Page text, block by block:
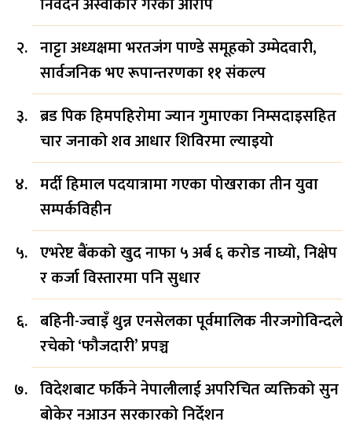
नाट्टा अध्यक्षमा भरतजंग पाण्डे समूहको उम्मेदवारी,
सार्वजनिक भए रूपान्तरणका ११ संकल्प
ब्रड पिक हिमपहिरोमा ज्यान गुमाएका निम्सदाइसहित
चार जनाको शव आधार शिविरमा ल्याइयो
मर्दी हिमाल पदयात्रामा गएका पोखराका तीन युवा
सम्पर्कविहीन
एभरेष्ट बैंकको खुद नाफा ५ अर्ब ६ करोड नाघ्यो, निक्षेप
र कर्जा विस्तारमा पनि सुधार
बहिनी-ज्वाइँ थुन्न एनसेलका पूर्वमालिक नीरजगोविन्दले
रचेको ‘फौजदारी’ प्रपञ्च
विदेशबाट फर्किने नेपालीलाई अपरिचित व्यक्तिको सुन
बोकेर नआउन सरकारको निर्देशन